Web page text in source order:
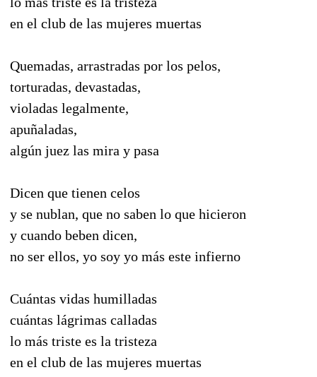
en el club de las mujeres muertas
Quemadas, arrastradas por los pelos,
torturadas, devastadas,
violadas legalmente,
apuñaladas,
algún juez las mira y pasa
Dicen que tienen celos
y se nublan, que no saben lo que hicieron
y cuando beben dicen,
no ser ellos, yo soy yo más este infierno
Cuántas vidas humilladas
cuántas lágrimas calladas
lo más triste es la tristeza
en el club de las mujeres muertas